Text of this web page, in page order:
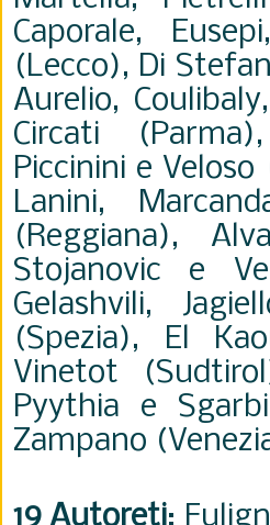
Caporale,
(Lecco), Di
Aurelio,
Circati
Piccinini e Veloso
Lanini,
(Reggiana),
Stojanovic e
Gelashvili,
(Spezia), El
Vinetot
Pyythia e
Zampano
19 Autoreti: